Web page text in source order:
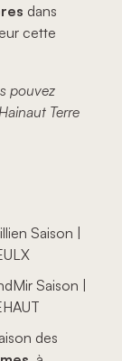
dans
cette
pouvez
Terre
Saison |
Saison |
des